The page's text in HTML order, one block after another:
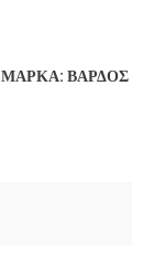
ΜΆΡΚΑ: ΒΆΡΔΟΣ